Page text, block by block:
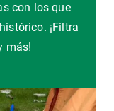
con los que
¡Filtra
más!